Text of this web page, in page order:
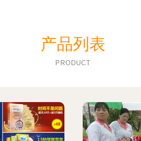
产品列表
PRODUCT